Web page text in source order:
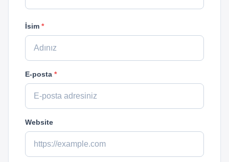
İsim *
E-posta *
Website